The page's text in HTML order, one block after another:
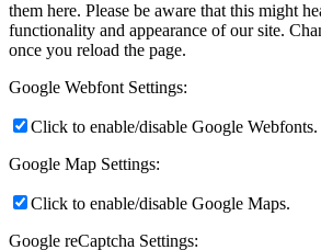
them here. Please be aware that this might
functionality and appearance of our site.
once you reload the page.
Google Webfont Settings:
Click to enable/disable Google Webfonts.
Google Map Settings:
Click to enable/disable Google Maps.
Google reCaptcha Settings: